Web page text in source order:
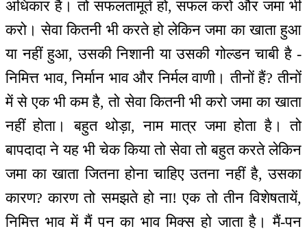
अधिकार है। तो सफलतामूर्त हो, सफल करो और जमा भी
करो। सेवा कितनी भी करते हो लेकिन जमा का खाता हुआ
या नहीं हुआ, उसकी निशानी या उसकी गोल्डन चाबी है -
निमित्त भाव, निर्मान भाव और निर्मल वाणी। तीनों हैं? तीनों
में से एक भी कम है, तो सेवा कितनी भी करो जमा का खाता
नहीं होता। बहुत थोड़ा, नाम मात्र जमा होता है। तो
बापदादा ने यह भी चेक किया तो सेवा तो बहुत करते लेकिन
जमा का खाता जितना होना चाहिए उतना नहीं है, उसका
कारण? कारण तो समझते हो ना! एक तो तीन विशेषतायें,
निमित्त भाव में मैं पन का भाव मिक्स हो जाता है। मैं-पन